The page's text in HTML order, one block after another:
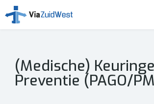
(Medische)
Preventie (PAGO/